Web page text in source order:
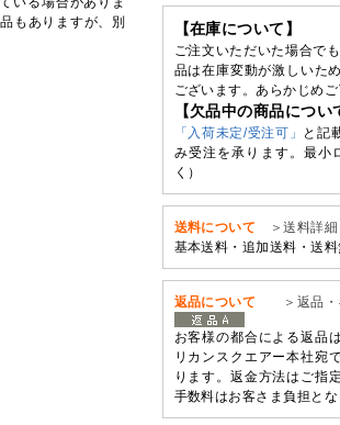
もありますが、別
【在庫について】
ご注文いただいた場合で
品は在庫変動が激しいた
ございます。あらかじめ
【欠品中の商品につい
「入荷未定/受注可」
と記
み受注を承ります。最小
く）
送料について
＞送料詳細
基本送料・追加送料・送料
返品について ＞返品・
お客様の都合による返品
リカンスクエアー本社宛
ります。返金方法はご指
手数料はお客さま負担とな